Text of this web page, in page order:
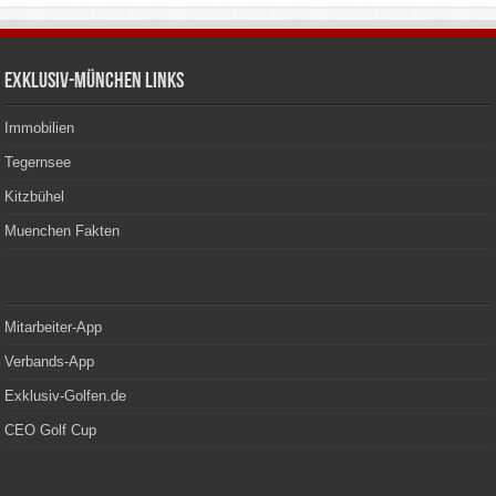
Exklusiv-München Links
Immobilien
Tegernsee
Kitzbühel
Muenchen Fakten
Mitarbeiter-App
Verbands-App
Exklusiv-Golfen.de
CEO Golf Cup